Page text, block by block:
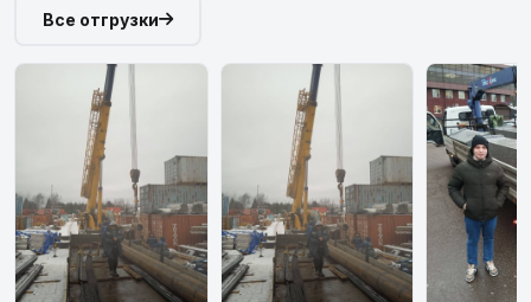
Все отгрузки